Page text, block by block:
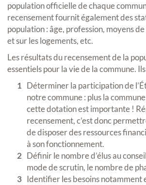
population officielle de chaque
recensement fournit également des
population : âge, profession, moyens
et sur les logements, etc.
Les résultats du recensement de la
essentiels pour la vie de la commune.
Déterminer la participation de
notre commune : plus la
cette dotation est importante !
recensement, c’est donc
de disposer des ressources
à son fonctionnement.
Définir le nombre d’élus au
mode de scrutin, le nombre de
Identifier les besoins notamment